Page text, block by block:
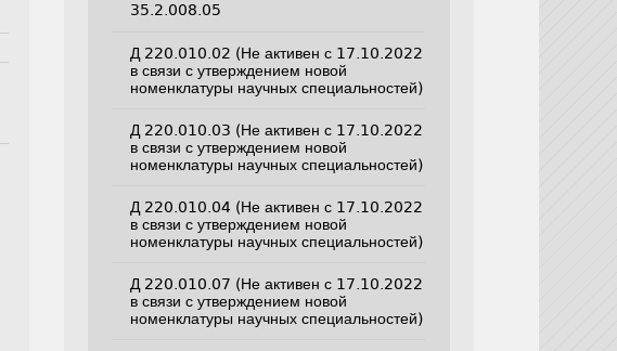
35.2.008.05
Д 220.010.02 (Не активен с 17.10.2022
в связи с утверждением новой
номенклатуры научных специальностей)
Д 220.010.03 (Не активен с 17.10.2022
в связи с утверждением новой
номенклатуры научных специальностей)
Д 220.010.04 (Не активен с 17.10.2022
в связи с утверждением новой
номенклатуры научных специальностей)
Д 220.010.07 (Не активен с 17.10.2022
в связи с утверждением новой
номенклатуры научных специальностей)